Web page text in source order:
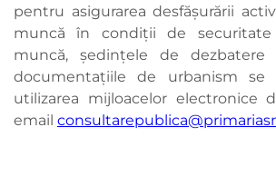
pentru asigurarea desfăşurării
muncă în condiţii de
muncă, ședințele de dezbatere
documentațiile de urbanism se
utilizarea mijloacelor electronice
email